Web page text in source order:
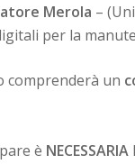
Merola –
per la
comprenderà un
è NECESSARIA